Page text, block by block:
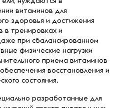
витаминов для
здоровья и достижения
в тренировках и
при сбалансированном
физические нагрузки
приема витаминов
восстановления и
состояния.
разработанные для